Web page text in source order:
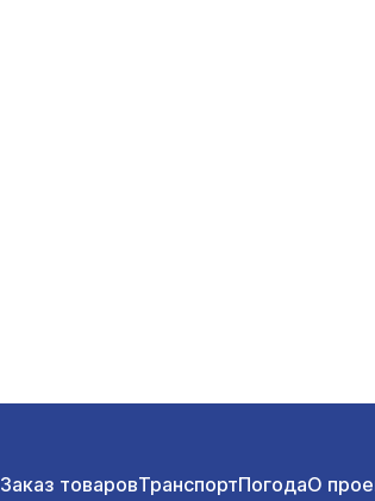
Заказ товаровТранспортПогодаО